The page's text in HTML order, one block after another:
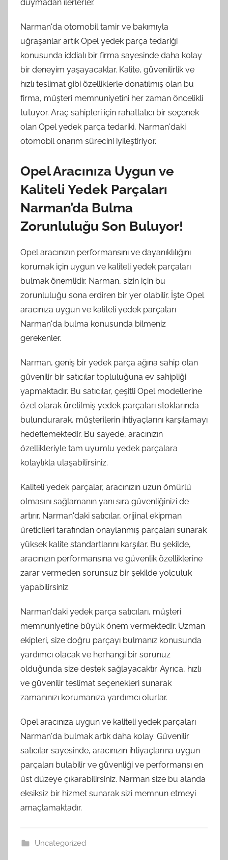
duymadan ilerlerler.
Narman'da otomobil tamir ve bakımıyla
uğraşanlar artık Opel yedek parça tedariği
konusunda iddialı bir firma sayesinde daha kolay
bir deneyim yaşayacaklar. Kalite, güvenilirlik ve
hızlı teslimat gibi özelliklerle donatılmış olan bu
firma, müşteri memnuniyetini her zaman öncelikli
tutuyor. Araç sahipleri için rahatlatıcı bir seçenek
olan Opel yedek parça tedariki, Narman'daki
otomobil onarım sürecini iyileştiriyor.
Opel Aracınıza Uygun ve
Kaliteli Yedek Parçaları
Narman’da Bulma
Zorunluluğu Son Buluyor!
Opel aracınızın performansını ve dayanıklılığını
korumak için uygun ve kaliteli yedek parçaları
bulmak önemlidir. Narman, sizin için bu
zorunluluğu sona erdiren bir yer olabilir. İşte Opel
aracınıza uygun ve kaliteli yedek parçaları
Narman'da bulma konusunda bilmeniz
gerekenler.
Narman, geniş bir yedek parça ağına sahip olan
güvenilir bir satıcılar topluluğuna ev sahipliği
yapmaktadır. Bu satıcılar, çeşitli Opel modellerine
özel olarak üretilmiş yedek parçaları stoklarında
bulundurarak, müşterilerin ihtiyaçlarını karşılamayı
hedeflemektedir. Bu sayede, aracınızın
özellikleriyle tam uyumlu yedek parçalara
kolaylıkla ulaşabilirsiniz.
Kaliteli yedek parçalar, aracınızın uzun ömürlü
olmasını sağlamanın yanı sıra güvenliğinizi de
artırır. Narman'daki satıcılar, orijinal ekipman
üreticileri tarafından onaylanmış parçaları sunarak
yüksek kalite standartlarını karşılar. Bu şekilde,
aracınızın performansına ve güvenlik özelliklerine
zarar vermeden sorunsuz bir şekilde yolculuk
yapabilirsiniz.
Narman'daki yedek parça satıcıları, müşteri
memnuniyetine büyük önem vermektedir. Uzman
ekipleri, size doğru parçayı bulmanız konusunda
yardımcı olacak ve herhangi bir sorunuz
olduğunda size destek sağlayacaktır. Ayrıca, hızlı
ve güvenilir teslimat seçenekleri sunarak
zamanınızı korumanıza yardımcı olurlar.
Opel aracınıza uygun ve kaliteli yedek parçaları
Narman'da bulmak artık daha kolay. Güvenilir
satıcılar sayesinde, aracınızın ihtiyaçlarına uygun
parçaları bulabilir ve güvenliği ve performansı en
üst düzeye çıkarabilirsiniz. Narman size bu alanda
eksiksiz bir hizmet sunarak sizi memnun etmeyi
amaçlamaktadır.
Uncategorized